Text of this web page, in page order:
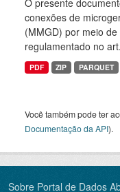
O presente
conexões de
(MMGD) por meio
regulamentado no
PDF ZIP PARQUET
Você também pode ter
Documentação da API).
Sobre Portal de Dados